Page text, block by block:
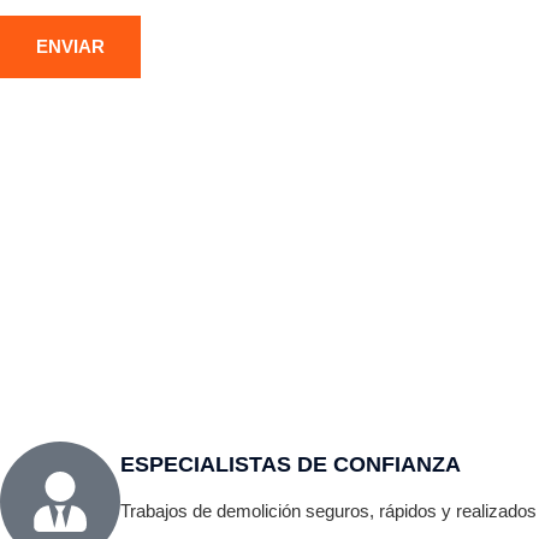
ESPECIALISTAS DE CONFIANZA
Trabajos de demolición seguros, rápidos y